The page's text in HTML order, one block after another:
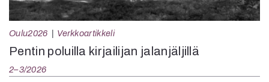
Oulu2026 Verkkoartikkeli
Pentin poluilla kirjailijan jalanjäljillä
2–3/2026